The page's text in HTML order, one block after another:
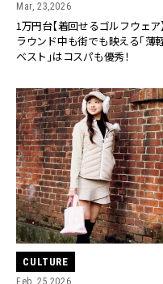
Mar, 23,2026
1万円台【着回せるゴルフウェア
ラウンド中も街でも映える「薄
ベスト」はコスパも優秀！
CULTURE
Feb, 25,2026